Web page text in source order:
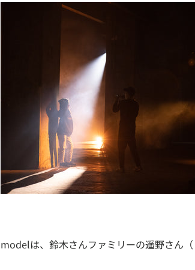
modelは、鈴木さんファミリーの遥野さん（